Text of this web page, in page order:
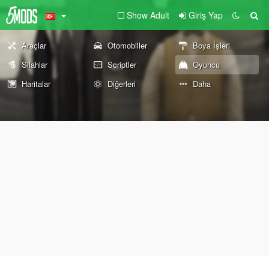
Show Adult Giriş Yap
Araçlar Otomobiller
Boya İşleri
Silahlar
Scriptler
Oyuncu
Haritalar
Diğerleri Daha